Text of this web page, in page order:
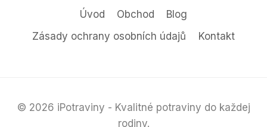
Úvod Obchod
Blog
Zásady ochrany osobních údajů
Kontakt
© 2026 iPotraviny - Kvalitné potraviny do každej
rodiny.